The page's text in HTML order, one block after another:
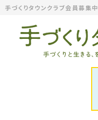
手づくりタウンクラブ会員募集中